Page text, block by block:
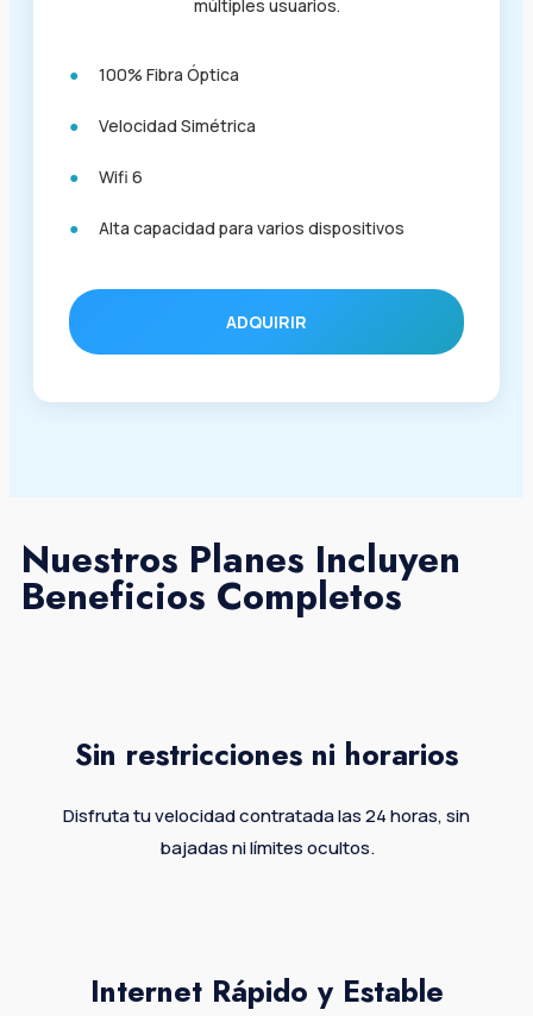
múltiples usuarios.
100% Fibra Óptica
Velocidad Simétrica
Wifi 6
Alta capacidad para varios dispositivos
ADQUIRIR
Nuestros Planes Incluyen
Beneficios Completos
Sin restricciones ni horarios
Disfruta tu velocidad contratada las 24 horas, sin
bajadas ni límites ocultos.
Internet Rápido y Estable